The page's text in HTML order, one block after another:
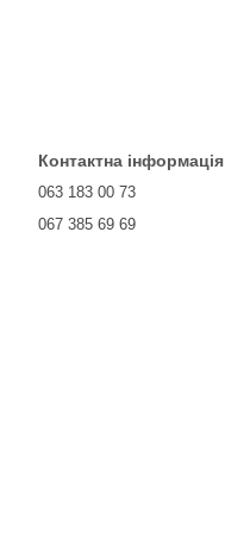
Контактна інформація
063 183 00 73
067 385 69 69